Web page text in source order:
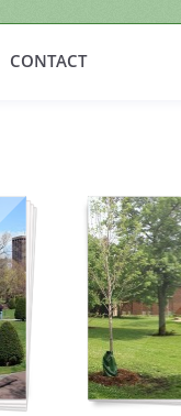
CONTACT